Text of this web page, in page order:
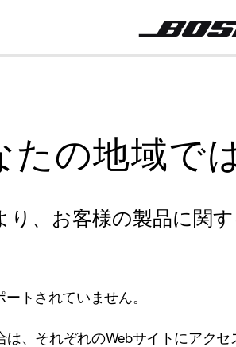
たの地域で
、お客様の製品に関
トされていません。
、それぞれのWebサイトにアク